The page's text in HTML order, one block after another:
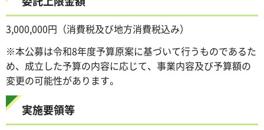
3,000,000円（消費税及び地方消費税込み）
※本公募は令和8年度予算原案に基づいて行うものであるた
め、成立した予算の内容に応じて、事業内容及び予算額の
変更の可能性があります。
実施要領等